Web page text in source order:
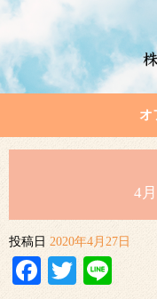
オ
4
投稿日 2020年4月27日
Facebook
Twitter